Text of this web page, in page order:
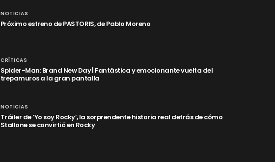
NOTICIAS
Próximo estreno de PASTORIS, de Pablo Moreno
CRÍTICAS
Spider-Man: Brand New Day | Fantástica y emocionante vuelta del
trepamuros a la gran pantalla
NOTICIAS
Tráiler de ‘Yo soy Rocky’, la sorprendente historia real detrás de cómo
Stallone se convirtió en Rocky